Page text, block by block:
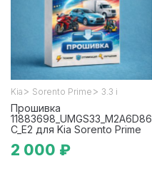
Kia > Sorento Prime > 3.3 i
Прошивка
11883698_UMGS33_M2A6D86
C_E2 для Kia Sorento Prime
2 000 ₽